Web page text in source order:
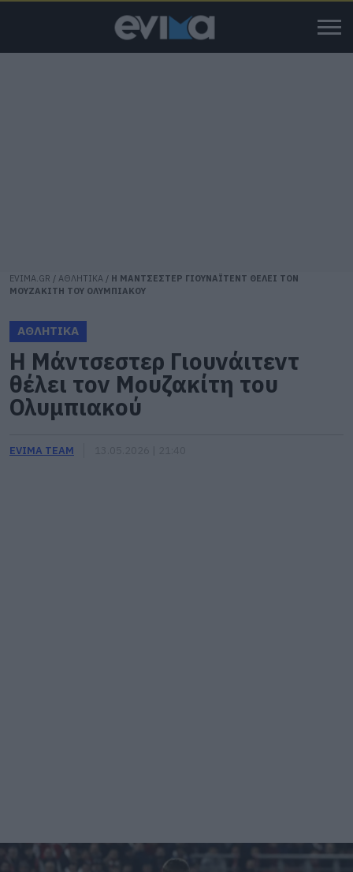
EVIMA.GR / ΑΘΛΗΤΙΚΑ / Η ΜΑΝΤΣΕΣΤΕΡ ΓΙΟΥΝΑΪΤΕΝΤ ΘΕΛΕΙ ΤΟΝ
ΜΟΥΖΑΚΙΤΗ ΤΟΥ ΟΛΥΜΠΙΑΚΟΥ
ΑΘΛΗΤΙΚΑ
Η Μάντσεστερ Γιουνάιτεντ
θέλει τον Μουζακίτη του
Ολυμπιακού
EVIMA TEAM